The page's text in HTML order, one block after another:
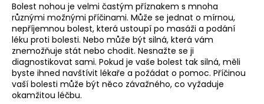
Bolest nohou je velmi častým příznakem s mnoha
různými možnými příčinami. Může se jednat o mírnou,
nepříjemnou bolest, která ustoupí po masáži a podání
léku proti bolesti. Nebo může být silná, která vám
znemožňuje stát nebo chodit. Nesnažte se ji
diagnostikovat sami. Pokud je vaše bolest tak silná, měli
byste ihned navštívit lékaře a požádat o pomoc. Příčinou
vaší bolesti může být něco závažného, co vyžaduje
okamžitou léčbu.